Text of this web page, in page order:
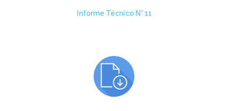
Informe Técnico N° 11